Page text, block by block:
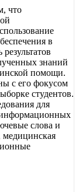
что
в
знаний
помощи.
с его фокусом
студентов.
для
слова и